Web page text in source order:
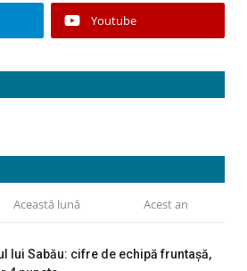
Youtube
Această lună Acest an
lui Sabău: cifre de echipă fruntașă,